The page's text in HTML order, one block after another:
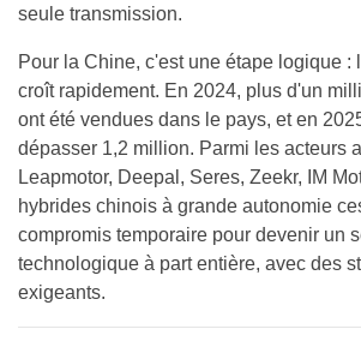
seule transmission.
Pour la Chine, c'est une étape logique :
croît rapidement. En 2024, plus d'un
ont été vendues dans le pays, et en
dépasser 1,2 million. Parmi les acteurs
Leapmotor, Deepal, Seres, Zeekr, IM
hybrides chinois à grande autonomie
compromis temporaire pour devenir un
technologique à part entière, avec des
exigeants.